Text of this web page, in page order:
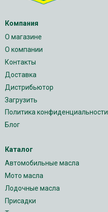
Компания
О магазине
О компании
Контакты
Доставка
Дистрибьютор
Загрузить
Политика конфиденциальности
Блог
Каталог
Автомобильные масла
Мото масла
Лодочные масла
Присадки